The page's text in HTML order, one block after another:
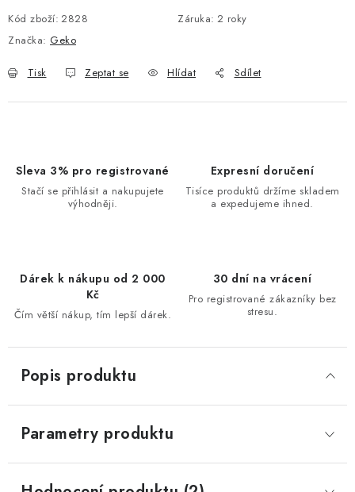
Kód zboží: 2828 Záruka: 2 roky
Značka: Geko
Tisk Zeptat se Hlídat Sdílet
Sleva 3% pro registrované
Stačí se přihlásit a nakupujete
výhodněji.
Expresní doručení
Tisíce produktů držíme skladem
a expedujeme ihned.
Dárek k nákupu od 2 000
Kč
Čím větší nákup, tím lepší dárek.
30 dní na vrácení
Pro registrované zákazníky bez
stresu.
Popis produktu
Parametry produktu